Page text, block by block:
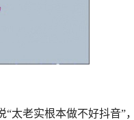
太老实根本做不好抖音